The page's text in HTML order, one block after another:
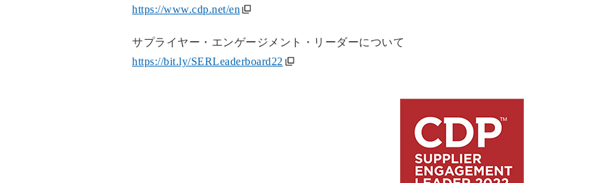
https://www.cdp.net/en
サプライヤー・エンゲージメント・リーダーについて
https://bit.ly/SERLeaderboard22